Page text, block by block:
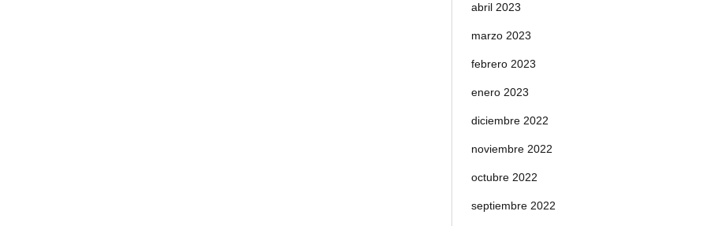
abril 2023
marzo 2023
febrero 2023
enero 2023
diciembre 2022
noviembre 2022
octubre 2022
septiembre 2022